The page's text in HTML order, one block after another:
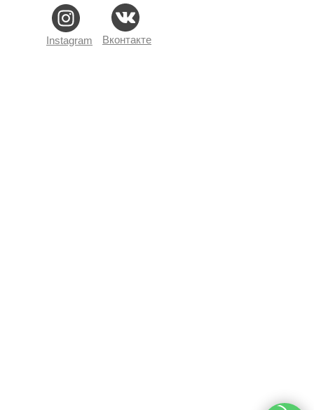
Instagram Вконтакте